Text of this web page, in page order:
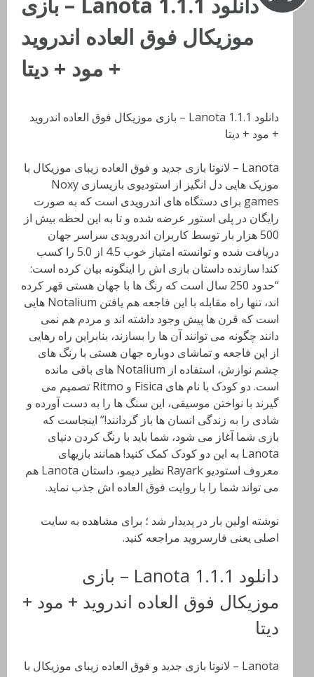
موزیکال فوق العاده اندروید
+ مود + دیتا
دانلود Lanota 1.1.1 – بازی موزیکال فوق العاده اندروید
+ مود + دیتا
Lanota – لانوتا بازی جدید و فوق العاده زیبای موزیکال با
موزیک هایی دل انگیز از استودیوی بازیسازی Noxy
games برای دستگاه های اندرویدی است که به صورت
رایگان در پلی استور عرضه شده و تا به این لحظه بیش از
500 هزار بار توسط کاربران اندرویدی سراسر جهان
دریافت شده و توانسته امتیاز خوب 4.5 از 5.0 را کسب
کند! سازنده داستان بازی اش را اینگونه بیان کرده است:
“حدود 250 سال است که رنگ ها با جهان هستی قهر کرده
اند، تنها راه مقابله با این فاجعه هم یافتن Notalium هایی
است که قرن ها پیش وجود داشته اند و مردم هم نمی
دانند چگونه می توانند آن ها را بسازند، بنابراین راه رهایی
از این فاجعه و تماشای دوباره جهان هستی با رنگ های
چشم نوازش، استفاده از Notalium های باقی مانده
است. دو کودک با نام های Fisica و Ritmo تصمیم می
گیرند با نواختن موسیقی، این سنگ ها را به دست آورده و
شادی را به زندگی انسان ها باز گردانند!” اینجاست که
بازی شما آغاز می شود، شما باید با رنگ کردن دنیای
Lanota به این دو کودک کمک کنید! همانند بازیهای
معروف استودیو Rayark نظیر دیمو، داستان Lanota هم
می تواند شما را با روایت فوق العاده اش جذب نماید.
نوشته اولین بار در پدیدار شد ؛ برای مشاهده به سایت
اصلی یعنی فارسروید مراجعه کنید.
دانلود Lanota 1.1.1 – بازی
موزیکال فوق العاده اندروید + مود +
دیتا
Lanota – لانوتا بازی جدید و فوق العاده زیبای موزیکال با